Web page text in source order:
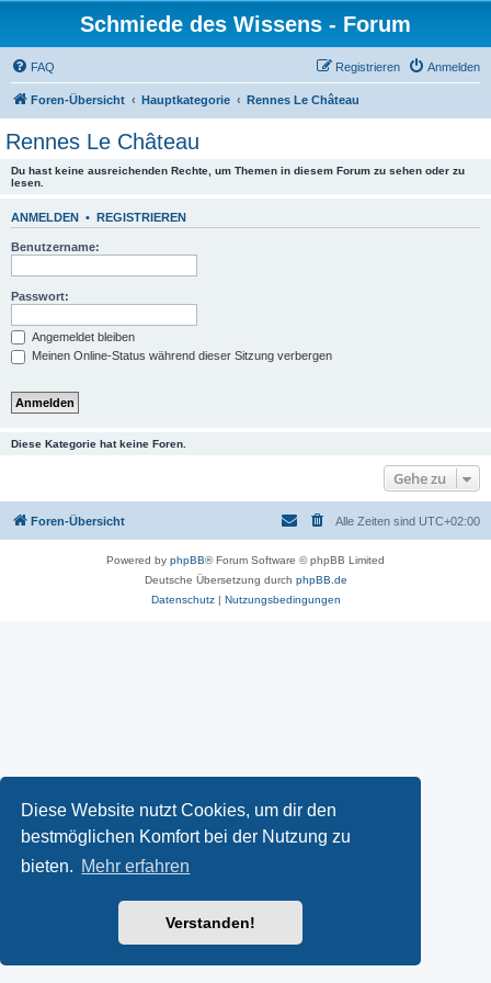
Diese Website nutzt Cookies, um dir den
bestmöglichen Komfort bei der Nutzung zu
bieten. Mehr erfahren
Verstanden!
Schmiede des Wissens - Forum
FAQ Anmelden
Registrieren
Foren-Übersicht Hauptkategorie Rennes Le Château
Rennes Le Château
Du hast keine ausreichenden Rechte, um Themen in diesem Forum zu sehen oder zu
lesen.
ANMELDEN • REGISTRIEREN
Benutzername:
Passwort:
Angemeldet bleiben
Meinen Online-Status während dieser Sitzung verbergen
Diese Kategorie hat keine Foren.
Gehe zu
Foren-Übersicht Alle Zeiten sind UTC+02:00
Powered by phpBB® Forum Software © phpBB Limited
Deutsche Übersetzung durch phpBB.de
Datenschutz| Nutzungsbedingungen